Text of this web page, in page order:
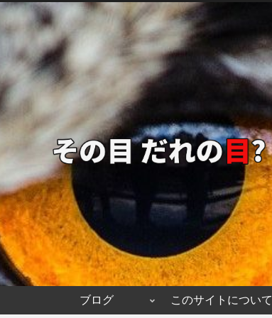
ブログ このサイトについて